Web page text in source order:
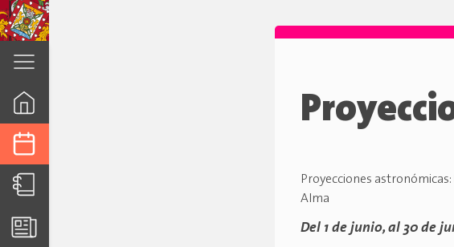
Proyecciones
Alma
Del 1 de junio, al 30 de